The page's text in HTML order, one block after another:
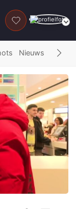
DONEER
Nieuws Fails